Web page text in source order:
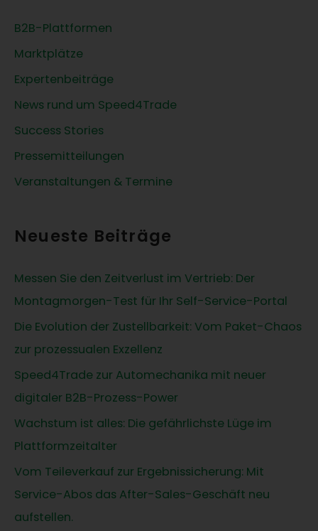
n
a
c
h
:
B2B-Plattformen
Marktplätze
Expertenbeiträge
News rund um Speed4Trade
Success Stories
Pressemitteilungen
Veranstaltungen & Termine
Neueste Beiträge
Messen Sie den Zeitverlust im Vertrieb: Der
Montagmorgen-Test für Ihr Self-Service-Portal
Die Evolution der Zustellbarkeit: Vom Paket-Chaos
zur prozessualen Exzellenz
Speed4Trade zur Automechanika mit neuer
digitaler B2B-Prozess-Power
Wachstum ist alles: Die gefährlichste Lüge im
Plattformzeitalter
Vom Teileverkauf zur Ergebnissicherung: Mit
Service-Abos das After-Sales-Geschäft neu
aufstellen.